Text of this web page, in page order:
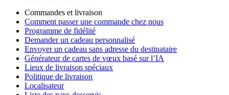
Commandes et livraison
Comment passer une commande chez nous
Programme de fidélité
Demander un cadeau personnalisé
Envoyer un cadeau sans adresse du destinataire
Générateur de cartes de vœux basé sur l’IA
Lieux de livraison spéciaux
Politique de livraison
Localisateur